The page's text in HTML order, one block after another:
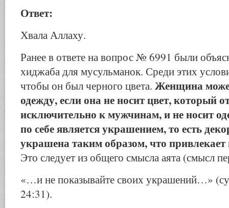
Ответ:
Хвала Аллаху.
Ранее в ответе на вопрос № 6991 были
хиджаба для мусульманок. Среди этих
чтобы он был черного цвета. Женщина
одежду, если она не носит цвет, который
исключительно к мужчинам, и не носит
по себе является украшением, то есть
украшена таким образом, что
Это следует из общего смысла аята (смысл
«…и не показывайте своих украшений…»
24:31).